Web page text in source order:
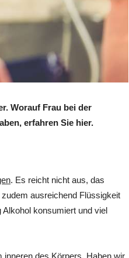
Worauf Frau bei der
erfahren Sie hier.
. Es reicht nicht aus, das
ausreichend Flüssigkeit
konsumiert und viel